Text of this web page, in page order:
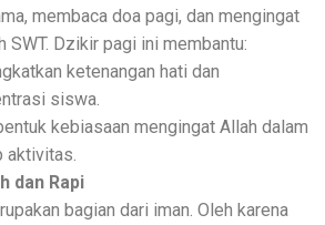
membaca doa pagi, dan mengingat
SWT. Dzikir pagi ini membantu:
ketenangan hati dan
siswa.
kebiasaan mengingat Allah dalam
aktivitas.
dan Rapi
bagian dari iman. Oleh karena